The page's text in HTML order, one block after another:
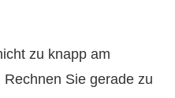
zu knapp am
Sie gerade zu